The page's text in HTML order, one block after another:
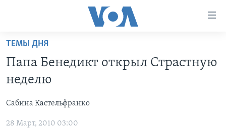
Перейти
основной
контент
навигации
НОВОСТИ ЗА МИНУТУ
ИТОГИ
УЧИМ АНГЛИЙСКИЙ
НАША АМЕРИКАНСКАЯ ИСТОРИЯ
ЭКСПЕРТИЗА
ИНТЕРВЬЮ
ТЕМЫ ДНЯ
Папа Бенедикт открыл Страстную
неделю
Сабина Кастельфранко
28 Март, 2010 03:00